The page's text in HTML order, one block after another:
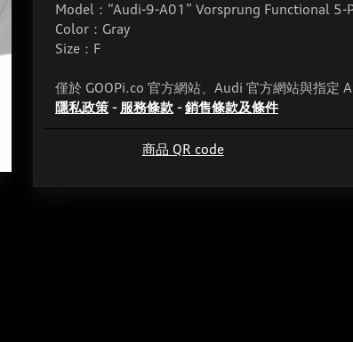
Model：“Audi-9-A01” Vorsprung Functional 5-
Color：Gray
Size：F
僅於 GOOPi.co 官方網站、Audi 官方網站與指定
隱私政策 - 服務條款 -銷售條款及條件
商品 QR code